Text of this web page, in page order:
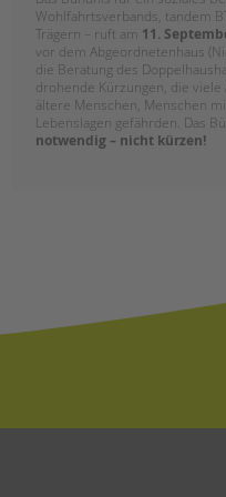
Wohlfahrtsverbands, tandem
Trägern – ruft am 11.
vor dem Abgeordnetenhaus
die Beratung des
drohende Kürzungen, die
ältere Menschen, Menschen
Lebenslagen gefährden. Das
notwendig – nicht kürzen!